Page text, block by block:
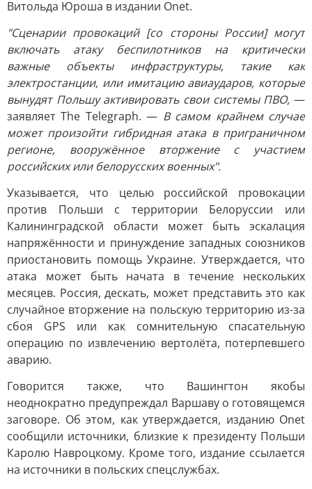
Витольда Юроша в издании Onet.
"Сценарии провокаций [со стороны России] могут
включать атаку беспилотников на критически
важные объекты инфраструктуры, такие как
электростанции, или имитацию авиаударов, которые
вынудят Польшу активировать свои системы ПВО, —
заявляет The Telegraph. — В самом крайнем случае
может произойти гибридная атака в приграничном
регионе, вооружённое вторжение с участием
российских или белорусских военных".
Указывается, что целью российской провокации
против Польши с территории Белоруссии или
Калининградской области может быть эскалация
напряжённости и принуждение западных союзников
приостановить помощь Украине. Утверждается, что
атака может быть начата в течение нескольких
месяцев. Россия, дескать, может представить это как
случайное вторжение на польскую территорию из-за
сбоя GPS или как сомнительную спасательную
операцию по извлечению вертолёта, потерпевшего
аварию.
Говорится также, что Вашингтон якобы
неоднократно предупреждал Варшаву о готовящемся
заговоре. Об этом, как утверждается, изданию Onet
сообщили источники, близкие к президенту Польши
Каролю Навроцкому. Кроме того, издание ссылается
на источники в польских спецслужбах.